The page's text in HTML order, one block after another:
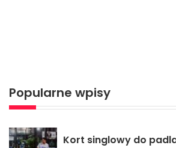
Popularne wpisy
Kort singlowy do